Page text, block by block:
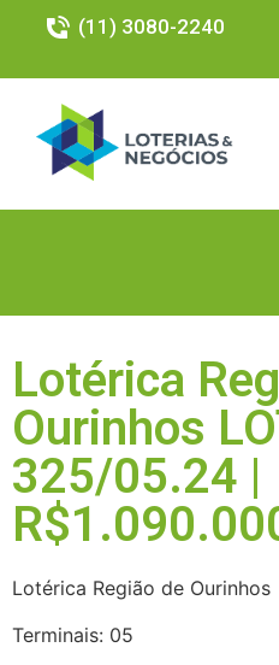
(11) 3080-2240
Lotérica
Ourinhos
325/05.24 |
Lotérica Região de Ourinhos
Terminais: 05